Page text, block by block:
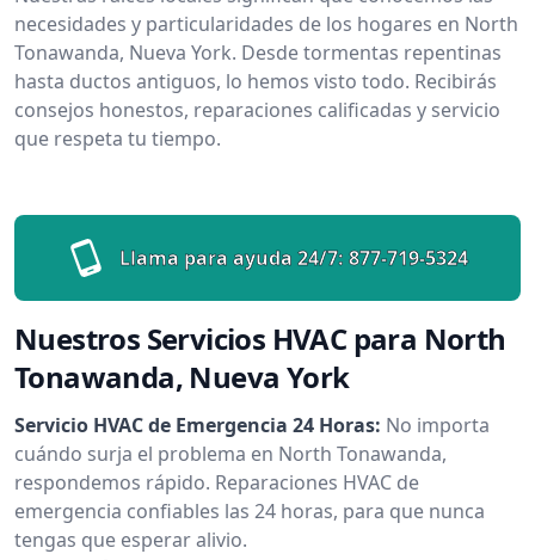
necesidades y particularidades de los hogares en North
Tonawanda, Nueva York. Desde tormentas repentinas
hasta ductos antiguos, lo hemos visto todo. Recibirás
consejos honestos, reparaciones calificadas y servicio
que respeta tu tiempo.
Llama para ayuda 24/7: 877-719-5324
Nuestros Servicios HVAC para North
Tonawanda, Nueva York
Servicio HVAC de Emergencia 24 Horas: No importa
cuándo surja el problema en North Tonawanda,
respondemos rápido. Reparaciones HVAC de
emergencia confiables las 24 horas, para que nunca
tengas que esperar alivio.